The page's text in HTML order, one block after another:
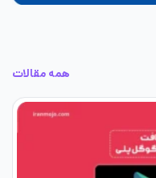
همه مقالات